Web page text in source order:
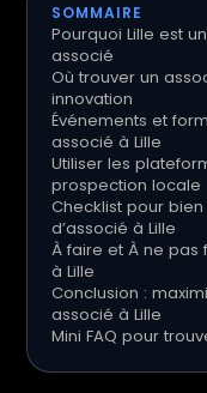
SOMMAIRE
Pourquoi Lille est
associé
Où trouver un
innovation
Événements et
associé à Lille
Utiliser les
prospection locale
Checklist pour
d’associé à Lille
À faire et À ne pas
à Lille
Conclusion :
associé à Lille
Mini FAQ pour